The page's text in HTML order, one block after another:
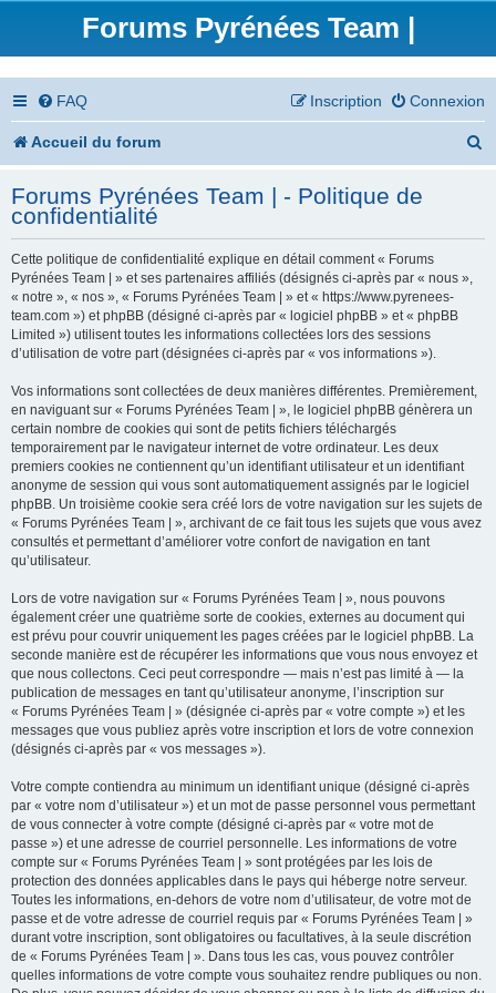
Forums Pyrénées Team |
FAQ Connexion
Inscription
Accueil du forum
h
Forums Pyrénées Team | - Politique de
confidentialité
Cette politique de confidentialité explique en détail comment « Forums
Pyrénées Team | » et ses partenaires affiliés (désignés ci-après par « nous »,
« notre », « nos », « Forums Pyrénées Team | » et « https://www.pyrenees-
team.com ») et phpBB (désigné ci-après par « logiciel phpBB » et « phpBB
Limited ») utilisent toutes les informations collectées lors des sessions
d’utilisation de votre part (désignées ci-après par « vos informations »).
Vos informations sont collectées de deux manières différentes. Premièrement,
en naviguant sur « Forums Pyrénées Team | », le logiciel phpBB génèrera un
certain nombre de cookies qui sont de petits fichiers téléchargés
temporairement par le navigateur internet de votre ordinateur. Les deux
premiers cookies ne contiennent qu’un identifiant utilisateur et un identifiant
anonyme de session qui vous sont automatiquement assignés par le logiciel
phpBB. Un troisième cookie sera créé lors de votre navigation sur les sujets de
« Forums Pyrénées Team | », archivant de ce fait tous les sujets que vous avez
consultés et permettant d’améliorer votre confort de navigation en tant
qu’utilisateur.
Lors de votre navigation sur « Forums Pyrénées Team | », nous pouvons
également créer une quatrième sorte de cookies, externes au document qui
est prévu pour couvrir uniquement les pages créées par le logiciel phpBB. La
seconde manière est de récupérer les informations que vous nous envoyez et
que nous collectons. Ceci peut correspondre — mais n’est pas limité à — la
publication de messages en tant qu’utilisateur anonyme, l’inscription sur
« Forums Pyrénées Team | » (désignée ci-après par « votre compte ») et les
messages que vous publiez après votre inscription et lors de votre connexion
(désignés ci-après par « vos messages »).
Votre compte contiendra au minimum un identifiant unique (désigné ci-après
par « votre nom d’utilisateur ») et un mot de passe personnel vous permettant
de vous connecter à votre compte (désigné ci-après par « votre mot de
passe ») et une adresse de courriel personnelle. Les informations de votre
compte sur « Forums Pyrénées Team | » sont protégées par les lois de
protection des données applicables dans le pays qui héberge notre serveur.
Toutes les informations, en-dehors de votre nom d’utilisateur, de votre mot de
passe et de votre adresse de courriel requis par « Forums Pyrénées Team | »
durant votre inscription, sont obligatoires ou facultatives, à la seule discrétion
de « Forums Pyrénées Team | ». Dans tous les cas, vous pouvez contrôler
quelles informations de votre compte vous souhaitez rendre publiques ou non.